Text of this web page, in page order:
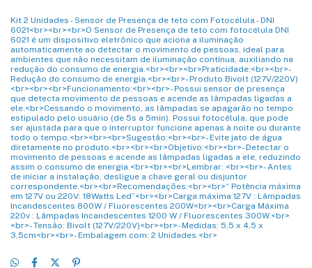
Kit 2 Unidades - Sensor de Presença de teto com Fotocélula - DNI
6021<br><br><br>O Sensor de Presença de teto com fotocélula DNI
6021 é um dispositivo eletrônico que aciona a iluminação
automaticamente ao detectar o movimento de pessoas, ideal para
ambientes que não necessitam de iluminação contínua, auxiliando na
redução do consumo de energia.<br><br><br>Praticidade:<br><br>-
Redução do consumo de energia.<br><br>- Produto Bivolt (127V/220V)
<br><br><br>Funcionamento:<br><br>- Possui sensor de presença
que detecta movimento de pessoas e acende as lâmpadas ligadas a
ele.<br>Cessando o movimento, as lâmpadas se apagarão no tempo
estipulado pelo usuário (de 5s a 5min). Possui fotocélula, que pode
ser ajustada para que o interruptor funcione apenas à noite ou durante
todo o tempo.<br><br><br>Sugestão:<br><br>- Evite jato de água
diretamente no produto.<br><br><br>Objetivo:<br><br>- Detectar o
movimento de pessoas e acende as lâmpadas ligadas a ele, reduzindo
assim o consumo de energia.<br><br><br>Lembrar: <br><br>- Antes
de iniciar a instalação, desligue a chave geral ou disjuntor
correspondente.<br><br>Recomendações:<br><br>“ Potência máxima
em 127V ou 220V: 18Watts Led”<br><br>Carga máxima 127V : Lâmpadas
Incandescentes 800W / Fluorescentes 200W<br><br>Carga Máxima
220v : Lâmpadas Incandescentes 1200 W / Fluorescentes 300W.<br>
<br>- Tensão: Bivolt (127V/220V)<br><br>- Medidas: 5,5 x 4,5 x
3,5cm<br><br>- Embalagem com: 2 Unidades.<br>